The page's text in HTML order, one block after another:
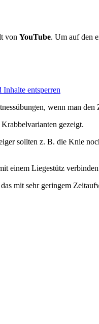
von YouTube. Um auf den
entsperren
wenn man
gezeigt.
sollten z. B. die Knie
einem Liegestütz
mit sehr geringem